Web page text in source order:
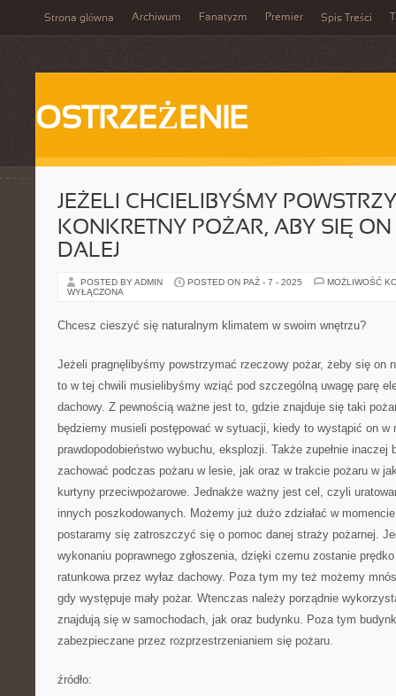
Strona główna Archiwum Fanatyzm Premier Spis Treści
OSTRZEŻENIE
JEŻELI CHCIELIBYŚMY
KONKRETNY POŻAR, ABY SIĘ
DALEJ
POSTED BY ADMIN POSTED ON PAŹ - 7 - 2025
MOŻLIWOŚĆ
WYŁĄCZONA
Chcesz cieszyć się naturalnym klimatem w swoim wnętrzu?
Jeżeli pragnęlibyśmy powstrzymać rzeczowy pożar, żeby się on
to w tej chwili musielibyśmy wziąć pod szczególną uwagę parę
dachowy. Z pewnością ważne jest to, gdzie znajduje się taki
będziemy musieli postępować w sytuacji, kiedy to wystąpić on w
prawdopodobieństwo wybuchu, eksplozji. Także zupełnie inaczej
zachować podczas pożaru w lesie, jak oraz w trakcie pożaru w
kurtyny przeciwpożarowe. Jednakże ważny jest cel, czyli
innych poszkodowanych. Możemy już dużo zdziałać w
postaramy się zatroszczyć się o pomoc danej straży pożarnej.
wykonaniu poprawnego zgłoszenia, dzięki czemu zostanie
ratunkowa przez wyłaz dachowy. Poza tym my też możemy
gdy występuje mały pożar. Wtenczas należy porządnie
znajdują się w samochodach, jak oraz budynku. Poza tym
zabezpieczane przez rozprzestrzenianiem się pożaru.
źródło: